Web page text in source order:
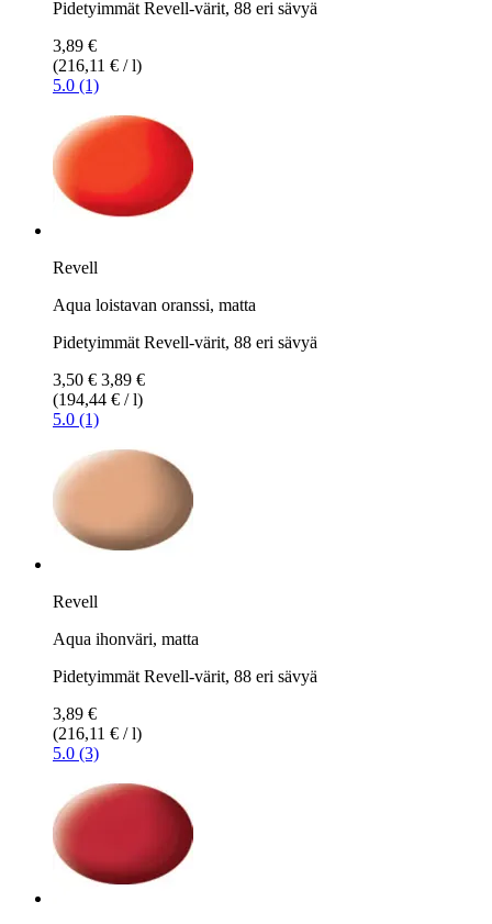
Pidetyimmät Revell-värit, 88 eri sävyä
3,89 €
(216,11 € / l)
5.0 (1)
Revell
Aqua loistavan oranssi, matta
Pidetyimmät Revell-värit, 88 eri sävyä
3,50 € 3,89 €
(194,44 € / l)
5.0 (1)
Revell
Aqua ihonväri, matta
Pidetyimmät Revell-värit, 88 eri sävyä
3,89 €
(216,11 € / l)
5.0 (3)